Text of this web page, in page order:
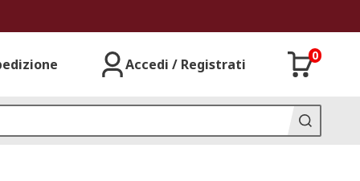
Accedi / Registrati
0